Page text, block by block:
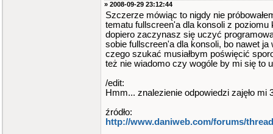
» 2008-09-29 23:12:44
Szczerze mówiąc to nigdy nie
tematu fullscreen'a dla konsoli z poziomu
dopiero zaczynasz się uczyć
sobie fullscreen'a dla konsoli, bo nawet ja
czego szukać musiałbym poświęcić
też nie wiadomo czy wogóle by mi się to
/edit:
Hmm... znalezienie odpowiedzi zajęło mi
źródło:
http://www.daniweb.com/forums/